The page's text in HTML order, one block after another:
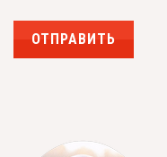
ОТПРАВИТЬ